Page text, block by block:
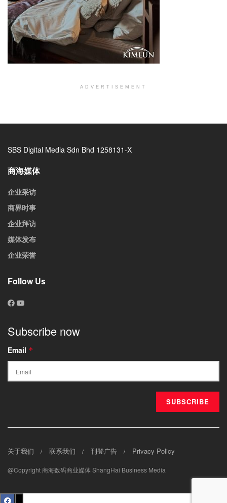
ADVERTISEMENT
SBS Digital Media Sdn Bhd 1258131-X
商海媒体
企业采访
商界时事
企业拜访
媒体发布
企业荣誉
Follow Us
Subscribe now
Email *
关于我们 联系我们 刊登广告 Privacy Policy
@Copyright 商海数码商业媒体 ShangHai Business Media